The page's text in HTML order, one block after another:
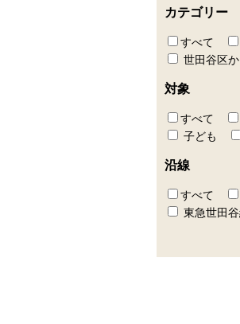
カテゴリー
すべて
世田谷区
対象
すべて
子ども
沿線
すべて
東急世田